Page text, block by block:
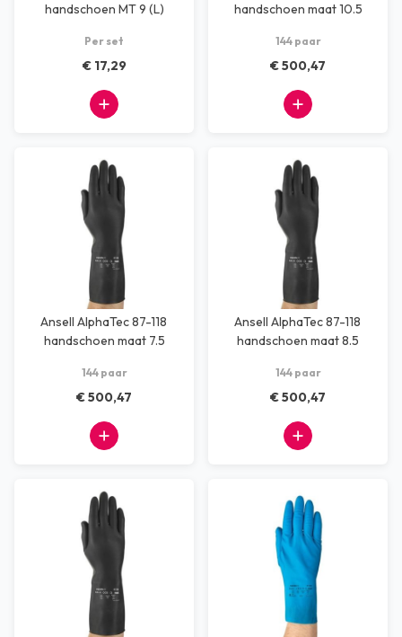
handschoen MT 9 (L)
Per set
€ 17,29
handschoen maat 10.5
144 paar
€ 500,47
Ansell AlphaTec 87-118
handschoen maat 7.5
144 paar
€ 500,47
Ansell AlphaTec 87-118
handschoen maat 8.5
144 paar
€ 500,47